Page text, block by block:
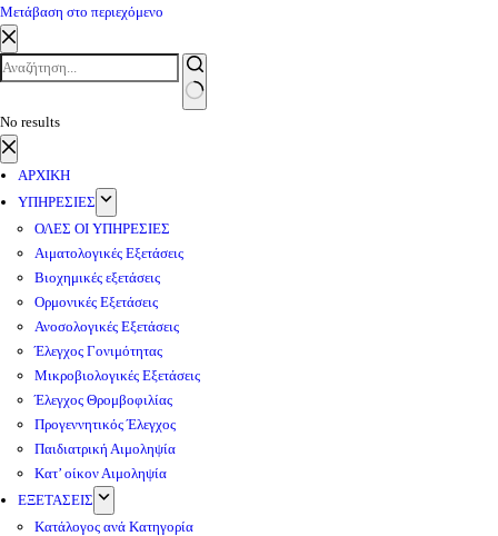
Μετάβαση στο περιεχόμενο
No results
ΑΡΧΙΚΗ
ΥΠΗΡΕΣΙΕΣ
ΟΛΕΣ ΟΙ ΥΠΗΡΕΣΙΕΣ
Αιματολογικές Εξετάσεις
Βιοχημικές εξετάσεις
Ορμονικές Εξετάσεις
Ανοσολογικές Εξετάσεις
Έλεγχος Γονιμότητας
Μικροβιολογικές Εξετάσεις
Έλεγχος Θρομβοφιλίας
Προγεννητικός Έλεγχος
Παιδιατρική Αιμοληψία
Κατ’ οίκον Αιμοληψία
ΕΞΕΤΑΣΕΙΣ
Κατάλογος ανά Κατηγορία